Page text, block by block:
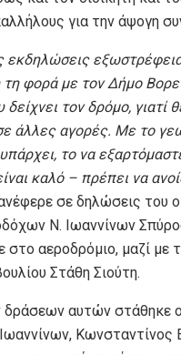
για την άψογη
εκδηλώσεις
τη φορά με τον Δήμο
τον δρόμο, γιατί
άλλες αγορές. Με το
το να
καλό – πρέπει να
σε δηλώσεις του
Ν. Ιωαννίνων
στο αεροδρόμιο, μαζί με
Στάθη Σιούτη.
δράσεων αυτών στάθηκε ο
Κωνσταντίνος